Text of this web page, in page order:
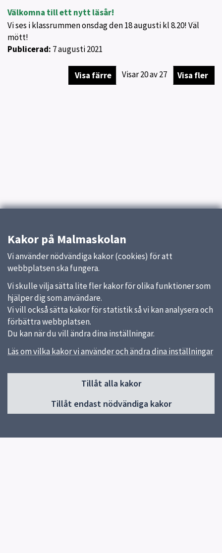
Välkomna till ett nytt läsår!
Vi ses i klassrummen onsdag den 18 augusti kl 8.20! Väl
mött!
Publicerad: 7 augusti 2021
Visa färre Visar20av27 Visa fler
Kakor på Malmaskolan
Vi använder nödvändiga kakor (cookies) för att
webbplatsen ska fungera.
Vi skulle vilja sätta lite fler kakor för olika funktioner som
hjälper dig som användare.
Vi vill också sätta kakor för statistik så vi kan analysera och
förbättra webbplatsen.
Du kan när du vill ändra dina inställningar.
Läs om vilka kakor vi använder och ändra dina inställningar
Tillåt alla kakor
Tillåt endast nödvändiga kakor